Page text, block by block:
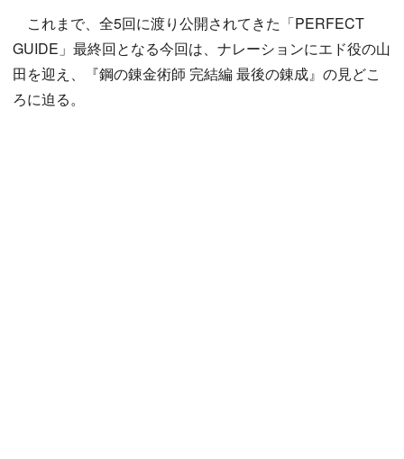
これまで、全5回に渡り公開されてきた「PERFECT
GUIDE」最終回となる今回は、ナレーションにエド役の山
田を迎え、『鋼の錬金術師 完結編 最後の錬成』の見どこ
ろに迫る。